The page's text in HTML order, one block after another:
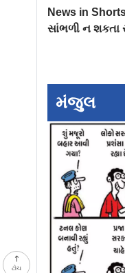
ટોચ
ફાયરિંગનો
વાયરલ, 10 લોકો
63
News in
સાંભળી ન
મંજુલ